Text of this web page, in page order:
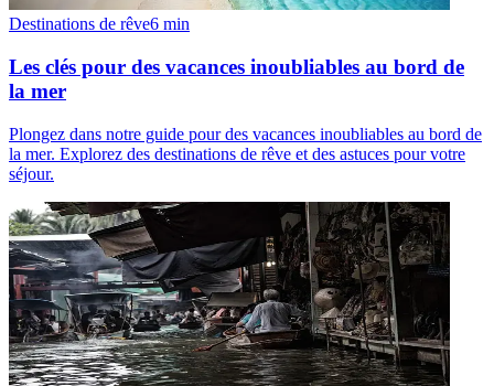
Destinations de rêve6 min
Les clés pour des vacances inoubliables au bord de
la mer
Plongez dans notre guide pour des vacances inoubliables au bord de
la mer. Explorez des destinations de rêve et des astuces pour votre
séjour.